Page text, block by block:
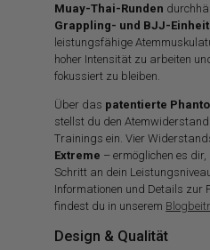
Muay-Thai-Runden
Grappling- und BJJ-
leistungsfähige
hoher Intensität zu arbeiten
fokussiert zu bleiben.
Über das patentierte
stellst du den
Trainings ein. Vier
Extreme – ermöglichen es
Schritt an dein
Informationen und Details zur
findest du in unserem
Design & Qualität